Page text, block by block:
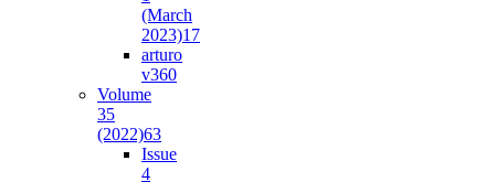
(March
2023)17
arturo
v360
Volume
35
(2022)63
Issue
4